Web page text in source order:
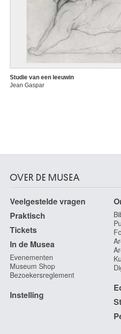
Studie van een leeuwin
Jean Gaspar
OVER DE MUSEA
Veelgestelde vragen
Praktisch
Tickets
In de Musea
Evenementen
Museum Shop
Bezoekersreglement
Instelling